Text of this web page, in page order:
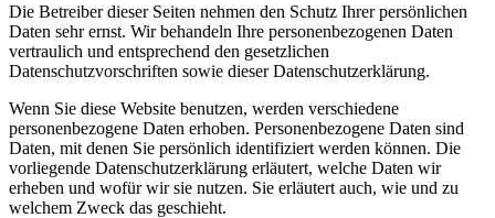
Die Betreiber dieser Seiten nehmen den Schutz Ihrer persönlichen
Daten sehr ernst. Wir behandeln Ihre personenbezogenen Daten
vertraulich und entsprechend den gesetzlichen
Datenschutzvorschriften sowie dieser Datenschutzerklärung.
Wenn Sie diese Website benutzen, werden verschiedene
personenbezogene Daten erhoben. Personenbezogene Daten sind
Daten, mit denen Sie persönlich identifiziert werden können. Die
vorliegende Datenschutzerklärung erläutert, welche Daten wir
erheben und wofür wir sie nutzen. Sie erläutert auch, wie und zu
welchem Zweck das geschieht.